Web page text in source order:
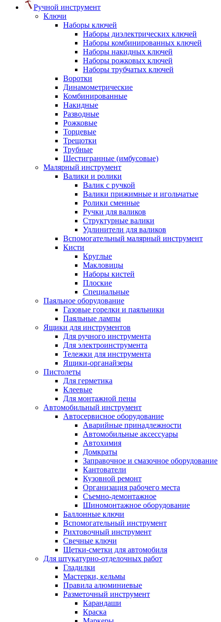
Ручной инструмент
Ключи
Наборы ключей
Наборы диэлектрических ключей
Наборы комбинированных ключей
Наборы накидных ключей
Наборы рожковых ключей
Наборы трубчатых ключей
Воротки
Динамометрические
Комбинированные
Накидные
Разводные
Рожковые
Торцевые
Трещотки
Трубные
Шестигранные (имбусовые)
Малярный инструмент
Валики и ролики
Валик с ручкой
Валики прижимные и игольчатые
Ролики сменные
Ручки для валиков
Структурные валики
Удлинители для валиков
Вспомогательный малярный инструмент
Кисти
Круглые
Макловицы
Наборы кистей
Плоские
Специальные
Паяльное оборудование
Газовые горелки и паяльники
Паяльные лампы
Ящики для инструментов
Для ручного инструмента
Для электроинструмента
Тележки для инструмента
Ящики-органайзеры
Пистолеты
Для герметика
Клеевые
Для монтажной пены
Автомобильный инструмент
Автосервисное оборудование
Аварийные принадлежности
Автомобильные аксессуары
Автохимия
Домкраты
Заправочное и смазочное оборудование
Кантователи
Кузовной ремонт
Организация рабочего места
Съемно-демонтажное
Шиномонтажное оборудование
Баллонные ключи
Вспомогательный инструмент
Рихтовочный инструмент
Свечные ключи
Щетки-сметки для автомобиля
Для штукатурно-отделочных работ
Гладилки
Мастерки, кельмы
Правила алюминиевые
Разметочный инструмент
Карандаши
Краска